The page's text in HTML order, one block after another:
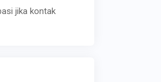
jika kontak